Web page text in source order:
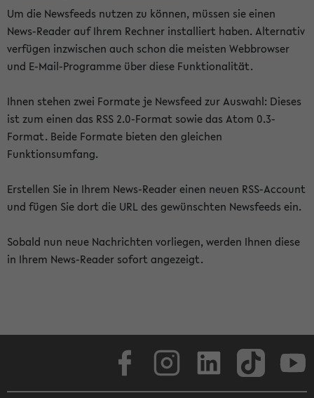
Um die Newsfeeds nutzen zu können, müssen sie einen
News-Reader auf Ihrem Rechner installiert haben. Alternativ
verfügen inzwischen auch schon die meisten Webbrowser
und E-Mail-Programme über diese Funktionalität.
Ihnen stehen zwei Formate je Newsfeed zur Auswahl: Dieses
ist zum einen das RSS 2.0-Format sowie das Atom 0.3-
Format. Beide Formate bieten den gleichen
Funktionsumfang.
Erstellen Sie in Ihrem News-Reader einen neuen RSS-Account
und fügen Sie dort die URL des gewünschten Newsfeeds ein.
Sobald nun neue Nachrichten vorliegen, werden Ihnen diese
in Ihrem News-Reader sofort angezeigt.